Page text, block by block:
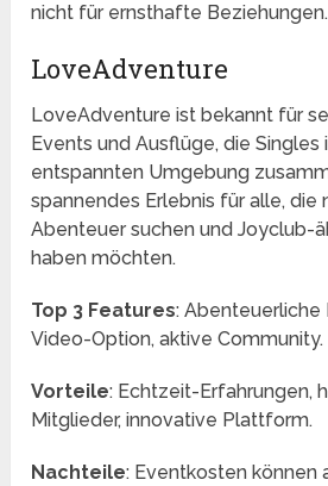
nicht für ernsthafte Beziehungen.
LoveAdventure
LoveAdventure ist bekannt für
Events und Ausflüge, die Singles
entspannten Umgebung
spannendes Erlebnis für alle, die
Abenteuer suchen und Joyclub-
haben möchten.
Top 3 Features: Abenteuerliche
Video-Option, aktive Community.
Vorteile: Echtzeit-Erfahrungen,
Mitglieder, innovative Plattform.
Nachteile: Eventkosten können